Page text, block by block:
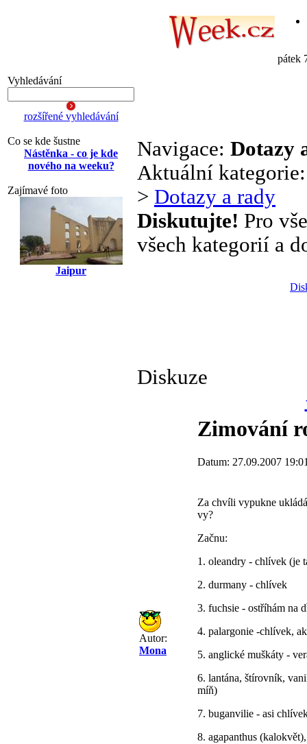
pátek
Vyhledávání
rozšířené vyhledávání
Co se kde šustne
Nástěnka - co je kde
nového na weeku?
Zajímavé foto
Jaipur
Navigace: Dotazy
Aktuální
> Dotazy a rady
Diskutujte! Pro
všech kategorií a
Diskuze
Autor:
Mona
Zimování
Datum: 27.09.2007
Za chvíli vypukne
vy?
Začnu:
1. oleandry - chlívek (je
2. durmany - chlívek
3. fuchsie - ostříhám na
4. palargonie -chlívek,
5. anglické muškáty -
6. lantána, štírovník,
míň)
7. buganvilie - asi
8. agapanthus